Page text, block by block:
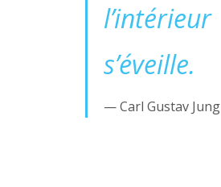
l’intérieur
s’éveille.
Carl Gustav Jung